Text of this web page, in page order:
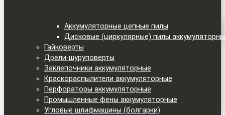
Аккумуляторные цепные пилы
Дисковые (циркулярные) пилы
Гайковерты
Дрели-шуруповерты
Заклепочники аккумуляторные
Краскораспылители аккумуляторные
Перфораторы аккумуляторные
Промышленные фены аккумуляторные
Угловые шлифмашины (болгарки)